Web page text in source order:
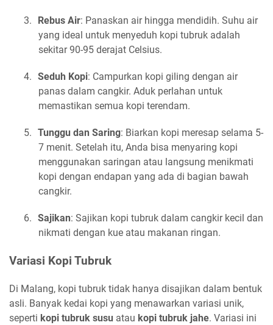
3. Rebus Air: Panaskan air hingga mendidih. Suhu air
yang ideal untuk menyeduh kopi tubruk adalah
sekitar 90-95 derajat Celsius.
4. Seduh Kopi: Campurkan kopi giling dengan air
panas dalam cangkir. Aduk perlahan untuk
memastikan semua kopi terendam.
5. Tunggu dan Saring: Biarkan kopi meresap selama 5-
7 menit. Setelah itu, Anda bisa menyaring kopi
menggunakan saringan atau langsung menikmati
kopi dengan endapan yang ada di bagian bawah
cangkir.
6. Sajikan: Sajikan kopi tubruk dalam cangkir kecil dan
nikmati dengan kue atau makanan ringan.
Variasi Kopi Tubruk
Di Malang, kopi tubruk tidak hanya disajikan dalam bentuk
asli. Banyak kedai kopi yang menawarkan variasi unik,
seperti kopi tubruk susu atau kopi tubruk jahe. Variasi ini